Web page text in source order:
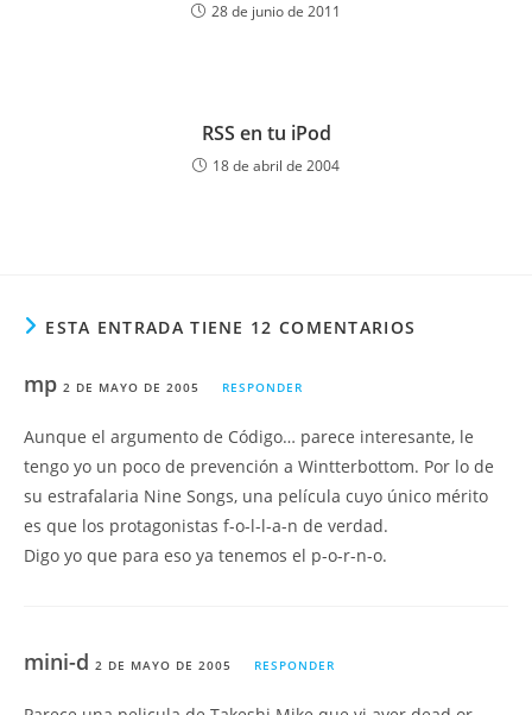
28 de junio de 2011
RSS en tu iPod
18 de abril de 2004
ESTA ENTRADA TIENE 12 COMENTARIOS
mp 2 DE MAYO DE 2005 RESPONDER
Aunque el argumento de Código… parece interesante, le
tengo yo un poco de prevención a Wintterbottom. Por lo de
su estrafalaria Nine Songs, una película cuyo único mérito
es que los protagonistas f-o-l-l-a-n de verdad.
Digo yo que para eso ya tenemos el p-o-r-n-o.
mini-d 2 DE MAYO DE 2005 RESPONDER